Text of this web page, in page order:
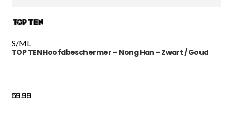
S/ML
TOP TEN Hoofdbeschermer – Nong Han – Zwart / Goud
59.99